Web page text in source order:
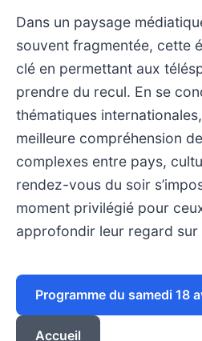
Dans un paysage
souvent fragmentée, cette
clé en permettant aux
prendre du recul. En se
thématiques
meilleure compréhension
complexes entre pays,
rendez-vous du soir
moment privilégié pour
approfondir leur regard sur
Programme du samedi 18
Accueil